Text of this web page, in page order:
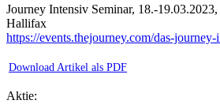
Journey Intensiv Seminar, 18.-
Hallifax
https://events.thejourney.com/das-
Download Artikel als PDF
Aktie: